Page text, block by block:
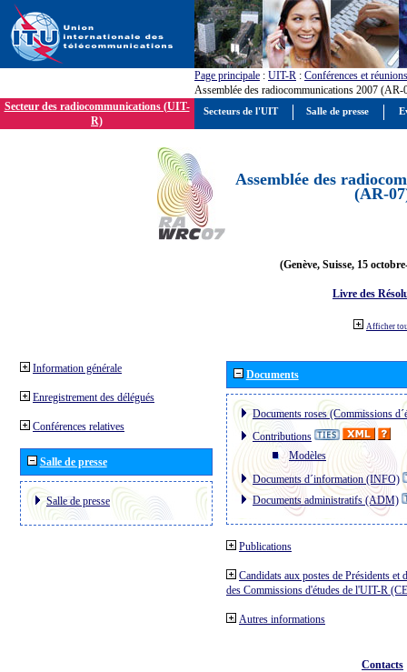
Page principale : UIT-R : Conférences et réunions
Assemblée des radiocommunications 2007 (AR-
Secteur des radiocommunications (UIT-
R)
Assemblée des
(AR-
(Genève, Suisse, 15
Livre des
Afficher
Information générale
Enregistrement des délégués
Conférences relatives
Salle de presse
Salle de presse
Documents
Documents roses (Commissions
Contributions
Modèles
Documents d´information (INFO)
Documents administratifs (ADM)
Publications
Candidats aux postes de Présidents et
des Commissions d'études de l'UIT-R
Autres informations
Contacts
Secteurs de l'UIT Salle de presse